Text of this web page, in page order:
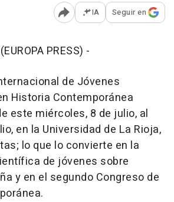
Abrir opciones para
IA Seguir en
PRESS) -
de Jóvenes
Historia Contemporánea
este miércoles, 8 de julio, al
en la Universidad de La Rioja,
lo que lo convierte en la
de jóvenes sobre
y en el segundo Congreso de